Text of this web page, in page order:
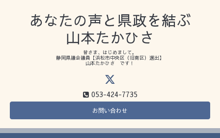
あなたの声と県政を結ぶ
山本たかひさ
皆さま、はじめまして。
静岡県議会議員【浜松市中央区（旧南区）選出】
山本たかひさ です！
053-424-7735
お問い合わせ